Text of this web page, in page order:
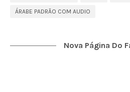
ÁRABE PADRÃO COM AUDIO
Nova Página Do